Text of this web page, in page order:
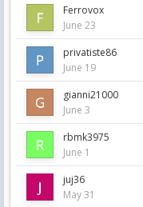
Ferrovox
June 23
privatiste86
June 19
gianni21000
June 3
rbmk3975
June 1
juj36
May 31